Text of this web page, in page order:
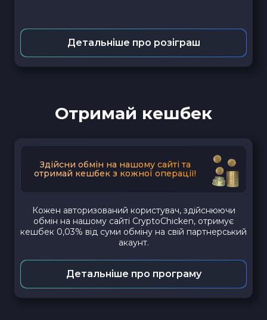
Детальніше про розіграш
Отримай кешбек
Здійсни обмін на нашому сайті та
отримай кешбек з кожної операції!
Кожен авторизований користувач, здійснюючи
обмін на нашому сайті CryptoChicken, отримує
кешбек 0,03% від суми обміну на свій партнерський
акаунт.
Детальніше про програму